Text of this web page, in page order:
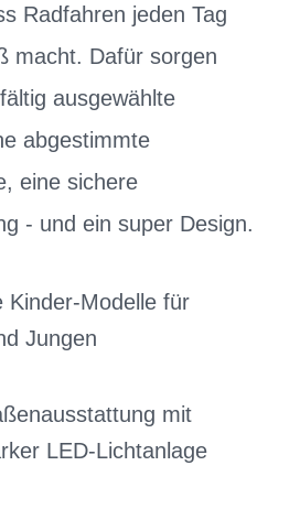
Radfahren jeden Tag
macht. Dafür sorgen
ausgewählte
abgestimmte
eine sichere
- und ein super Design.
Kinder-Modelle für
Jungen
mit
LED-Lichtanlage